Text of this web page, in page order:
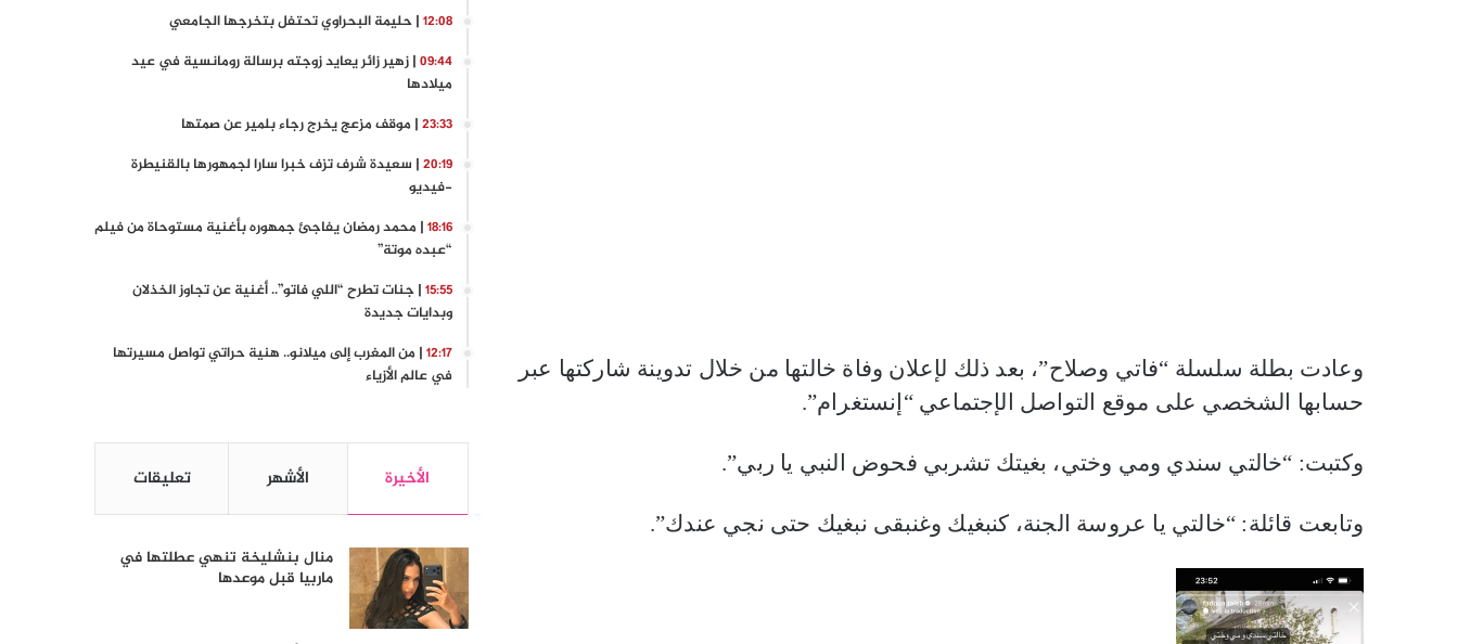
وعادت بطلة سلسلة “فاتي وصلاح”، بعد ذلك لإعلان وفاة خالتها من خلال تدوينة شاركتها عبر
حسابها الشخصي على موقع التواصل الإجتماعي “إنستغرام”.
وكتبت: “خالتي سندي ومي وختي، بغيتك تشربي فحوض النبي يا ربي”.
وتابعت قائلة: “خالتي يا عروسة الجنة، كنبغيك وغنبقى نبغيك حتى نجي عندك”.
12:08 | حليمة البحراوي تحتفل بتخرجها الجامعي
09:44 | زهير زائر يعايد زوجته برسالة رومانسية في عيد
ميلادها
23:33 | موقف مزعج يخرج رجاء بلمير عن صمتها
20:19 | سعيدة شرف تزف خبرا سارا لجمهورها بالقنيطرة
-فيديو
18:16 | محمد رمضان يفاجئ جمهوره بأغنية مستوحاة من فيلم
“عبده موتة”
15:55 | جنات تطرح “اللي فاتو”.. أغنية عن تجاوز الخذلان
وبدايات جديدة
12:17 | من المغرب إلى ميلانو.. هنية حراتي تواصل مسيرتها
في عالم الأزياء
الأخيرة الأشهر تعليقات
منال بنشليخة تنهي عطلتها في
ماربيا قبل موعدها